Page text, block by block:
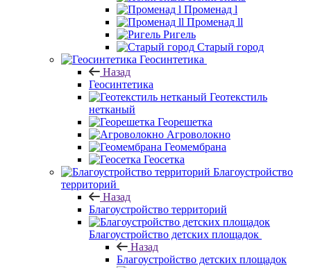
Променад l
Променад ll
Ригель
Старый город
Геосинтетика
Назад
Геосинтетика
Геотекстиль
нетканый
Георешетка
Агроволокно
Геомембрана
Геосетка
Благоустройство
территорий
Назад
Благоустройство территорий
Благоустройство детских площадок
Назад
Благоустройство детских площадок